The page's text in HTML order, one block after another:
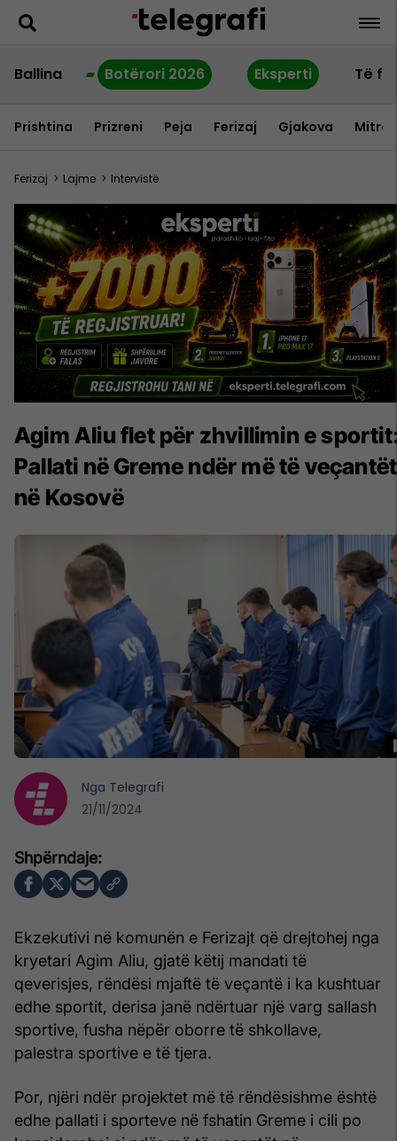
Ballina Botërori 2026 Eksperti Të
Prishtina Prizreni Peja Ferizaj Gjakova
Ferizaj > Lajme > Intervistë
Agim Aliu flet për zhvillimin e
Pallati në Greme ndër më të veçantët
në Kosovë
Ekzekutivi në komunën e Ferizajt që drejtohej nga
kryetari Agim Aliu, gjatë këtij mandati të
qeverisjes, rëndësi mjaftë të veçantë i ka kushtuar
edhe sportit, derisa janë ndërtuar një varg sallash
sportive, fusha nëpër oborre të shkollave,
palestra sportive e të tjera.
Por, njëri ndër projektet më të rëndësishme është
edhe pallati i sporteve në fshatin Greme i cili po
Nga Telegrafi
21/11/2024